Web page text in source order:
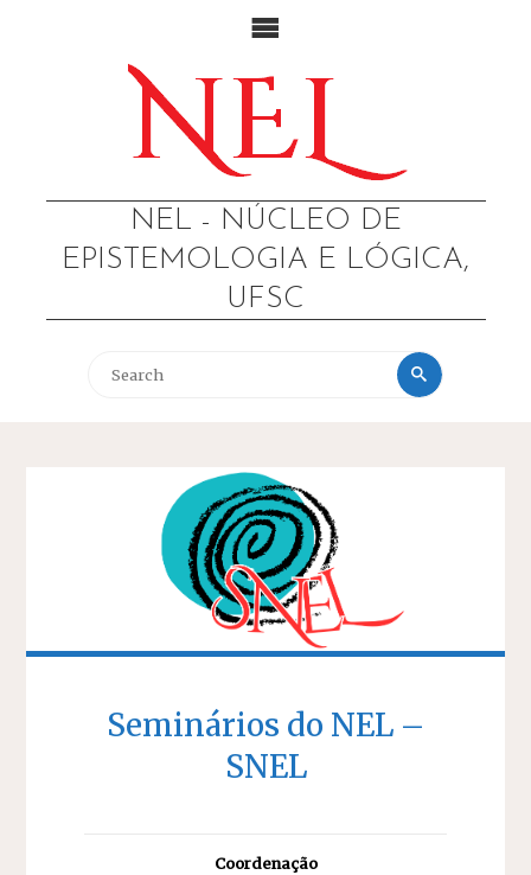
NEL - NÚCLEO DE
EPISTEMOLOGIA E LÓGICA,
UFSC
Seminários do NEL –
SNEL
Coordenação